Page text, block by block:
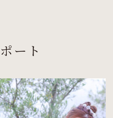
ート